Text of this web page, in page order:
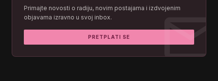
Primajte novosti o radiju, novim postajama i izdvojenim
objavama izravno u svoj inbox.
PRETPLATI SE